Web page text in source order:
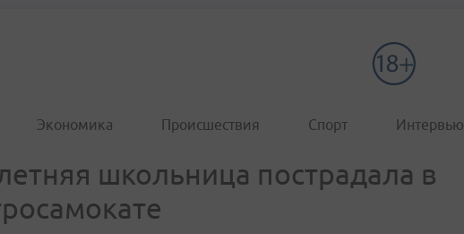
Экономика Происшествия Спорт Интервью
школьница пострадала в